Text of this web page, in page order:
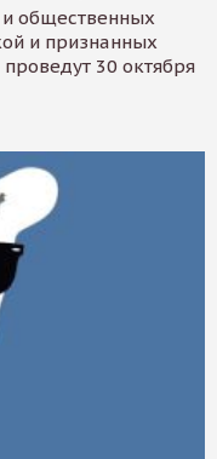
и общественных
и признанных
30 октября